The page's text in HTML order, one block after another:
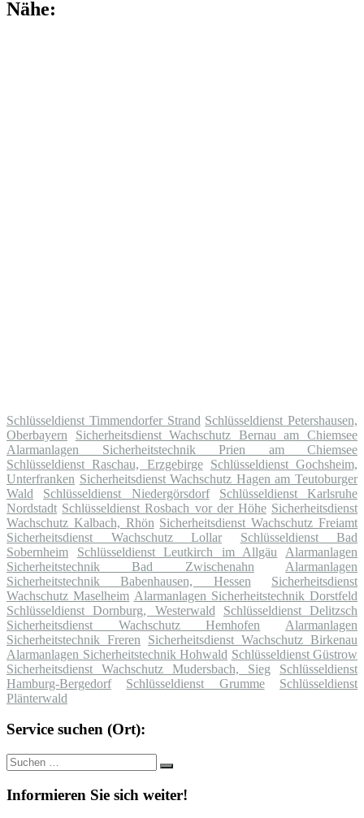
Nähe:
Schlüsseldienst Timmendorfer Strand Schlüsseldienst Petershausen,
Oberbayern
Sicherheitsdienst Wachschutz Bernau am Chiemsee
Alarmanlagen Sicherheitstechnik Prien am Chiemsee
Schlüsseldienst Raschau, Erzgebirge
Schlüsseldienst Gochsheim,
Unterfranken Sicherheitsdienst Wachschutz Hagen am Teutoburger
Wald
Schlüsseldienst Niedergörsdorf
Schlüsseldienst Karlsruhe
Nordstadt Schlüsseldienst Rosbach vor der Höhe Sicherheitsdienst
Wachschutz Kalbach, Rhön Sicherheitsdienst Wachschutz Freiamt
Sicherheitsdienst Wachschutz Lollar
Schlüsseldienst Bad
Sobernheim
Schlüsseldienst Leutkirch im Allgäu
Alarmanlagen
Sicherheitstechnik Bad Zwischenahn
Alarmanlagen
Sicherheitstechnik Babenhausen, Hessen
Sicherheitsdienst
Wachschutz Maselheim Alarmanlagen Sicherheitstechnik Dorstfeld
Schlüsseldienst Dornburg, Westerwald
Schlüsseldienst Delitzsch
Sicherheitsdienst Wachschutz Hemhofen
Alarmanlagen
Sicherheitstechnik Freren
Sicherheitsdienst Wachschutz Birkenau
Alarmanlagen Sicherheitstechnik Hohwald Schlüsseldienst Güstrow
Sicherheitsdienst Wachschutz Mudersbach, Sieg
Schlüsseldienst
Hamburg-Bergedorf
Schlüsseldienst Grumme
Schlüsseldienst
Plänterwald
Service suchen (Ort):
Suche
nach:
Suchen
Informieren Sie sich weiter!